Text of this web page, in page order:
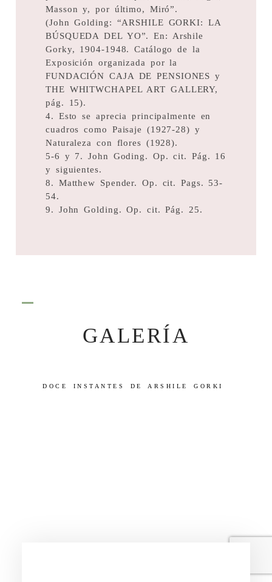
Masson y, por último, Miró”.
(John Golding: “ARSHILE GORKI: LA
BÚSQUEDA DEL YO”. En: Arshile
Gorky, 1904-1948. Catálogo de la
Exposición organizada por la
FUNDACIÓN CAJA DE PENSIONES y
THE WHITWCHAPEL ART GALLERY,
pág. 15).
4. Esto se aprecia principalmente en
cuadros como Paisaje (1927-28) y
Naturaleza con flores (1928).
5-6 y 7. John Goding. Op. cit. Pág. 16
y siguientes.
8. Matthew Spender. Op. cit. Pags. 53-
54.
9. John Golding. Op. cit. Pág. 25.
GALERÍA
DOCE INSTANTES DE ARSHILE GORKI​